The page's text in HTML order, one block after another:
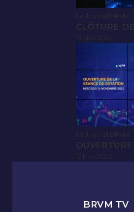
Le Journal BRVM
CLÔTURE
Le Journal BRVM
BRVM TV